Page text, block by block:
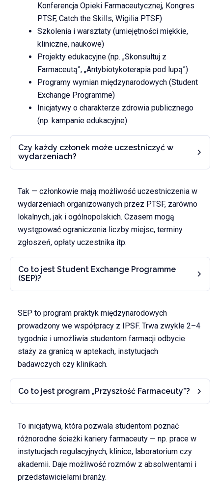
Konferencja Opieki Farmaceutycznej, Kongres
PTSF, Catch the Skills, Wigilia PTSF)
Szkolenia i warsztaty (umiejętności miękkie,
kliniczne, naukowe)
Projekty edukacyjne (np. „Skonsultuj z
Farmaceutą”, „Antybiotykoterapia pod lupą”)
Programy wymian międzynarodowych (Student
Exchange Programme)
Inicjatywy o charakterze zdrowia publicznego
(np. kampanie edukacyjne)
Czy każdy członek może uczestniczyć w
wydarzeniach?
Tak — członkowie mają możliwość uczestniczenia w
wydarzeniach organizowanych przez PTSF, zarówno
lokalnych, jak i ogólnopolskich. Czasem mogą
występować ograniczenia liczby miejsc, terminy
zgłoszeń, opłaty uczestnika itp.
Co to jest Student Exchange Programme
(SEP)?
SEP to program praktyk międzynarodowych
prowadzony we współpracy z IPSF. Trwa zwykle 2–4
tygodnie i umożliwia studentom farmacji odbycie
staży za granicą w aptekach, instytucjach
badawczych czy klinikach.
Co to jest program „Przyszłość Farmaceuty”?
To inicjatywa, która pozwala studentom poznać
różnorodne ścieżki kariery farmaceuty — np. prace w
instytucjach regulacyjnych, klinice, laboratorium czy
akademii. Daje możliwość rozmów z absolwentami i
przedstawicielami branży.